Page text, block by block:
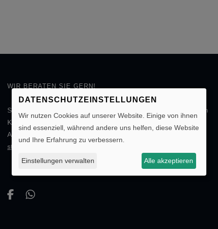
WIR BERATEN SIE GERN!
Schicken Sie uns einfach Ihre
. Sie erhalten in
Kürze die gewünschten Informationen oder ein entsprechendes
Angebot. Wir freuen uns auf Ihre Nachricht.
stellen!
DATENSCHUTZEINSTELLUNGEN
Wir nutzen Cookies auf unserer Website. Einige von ihnen
sind essenziell, während andere uns helfen, diese Website
und Ihre Erfahrung zu verbessern.
Einstellungen verwalten Alle akzeptieren